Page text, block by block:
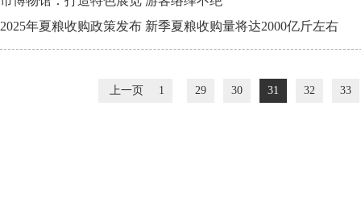
2025年夏粮收购政策发布 新季夏粮收购量将达2000亿斤左右
上一页 1 29 30 31 32 33